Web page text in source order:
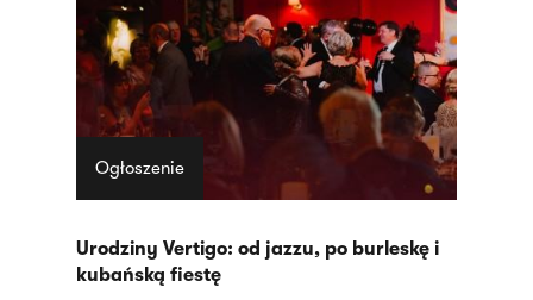
Ogłoszenie
Urodziny Vertigo: od jazzu, po burleskę i
kubańską fiestę